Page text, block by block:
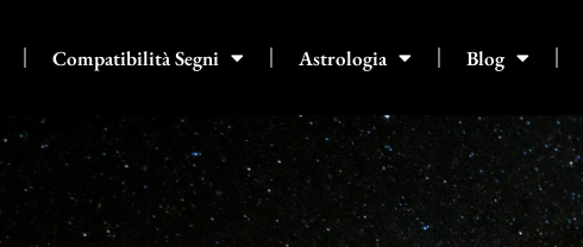
Compatibilità Segni Astrologia Blog